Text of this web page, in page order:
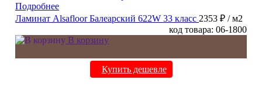
Подробнее
Ламинат Alsafloor Балеарский 622W 33 класс 2353 ₽ / м2
код товара: 06-1800
В корзину
Купить дешевле